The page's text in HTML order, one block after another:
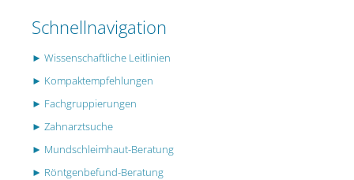
Schnellnavigation
► Wissenschaftliche Leitlinien
► Kompaktempfehlungen
► Fachgruppierungen
► Zahnarztsuche
► Mundschleimhaut-Beratung
► Röntgenbefund-Beratung